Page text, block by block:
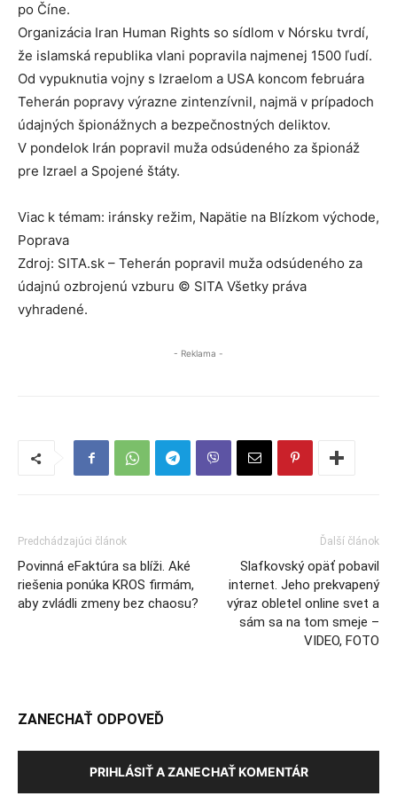
po Číne.
Organizácia Iran Human Rights so sídlom v Nórsku tvrdí,
že islamská republika vlani popravila najmenej 1500 ľudí.
Od vypuknutia vojny s Izraelom a USA koncom februára
Teherán popravy výrazne zintenzívnil, najmä v prípadoch
údajných špionážnych a bezpečnostných deliktov.
V pondelok Irán popravil muža odsúdeného za špionáž
pre Izrael a Spojené štáty.
Viac k témam: iránsky režim, Napätie na Blízkom východe,
Poprava
Zdroj: SITA.sk – Teherán popravil muža odsúdeného za
údajnú ozbrojenú vzburu © SITA Všetky práva
vyhradené.
- Reklama -
Predchádzajúci článok
Povinná eFaktúra sa blíži. Aké
riešenia ponúka KROS firmám,
aby zvládli zmeny bez chaosu?
Ďalší článok
Slafkovský opäť pobavil
internet. Jeho prekvapený
výraz obletel online svet a
sám sa na tom smeje –
VIDEO, FOTO
ZANECHAŤ ODPOVEĎ
PRIHLÁSIŤ A ZANECHAŤ KOMENTÁR